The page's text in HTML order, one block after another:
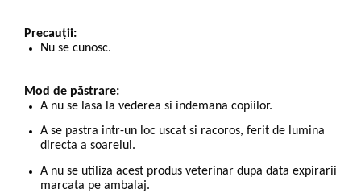
Precauții:
Nu se cunosc.
Mod de păstrare:
A nu se lasa la vederea si indemana copiilor.
A se pastra intr-un loc uscat si racoros, ferit de lumina
directa a soarelui.
A nu se utiliza acest produs veterinar dupa data expirarii
marcata pe ambalaj.